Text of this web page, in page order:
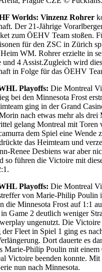
Worlds: Vinzenz Rohrer
Der 21-Jährige
zum ÖEHV Team stoßen.
für den ZSC in Zürich
WM. Rohrer erzielte in
und 4 Assist.Zugleich wird
in Folge für das ÖEHV
Playoffs: Die Montreal
bei den Minnesota Frost
ging in der Grand
nach etwas mehr als drei
gelang Montreal mit Toren
dem Spiel eine Wende
das Heimteam und
Renee Desbiens war aber
so führen die Victoire mit
Playoffs: Die Montreal
von Marie-Philip Poulin
die Minnesota Frost auf 1:1
in Game 2 deutlich weniger
ungenutzt. Die
Fleet in Spiel 1 ging es
Dort dauerte es
Marie-Philip Poulin mit einem
Victoire beenden konnte. Mit
nun nach Minnesota.